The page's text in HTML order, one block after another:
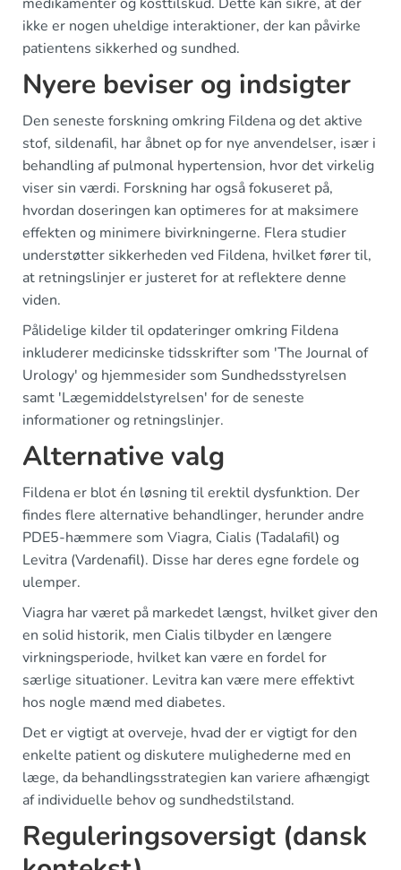
ikke er nogen uheldige interaktioner, der kan påvirke
patientens sikkerhed og sundhed.
Nyere beviser og indsigter
Den seneste forskning omkring Fildena og det aktive
stof, sildenafil, har åbnet op for nye anvendelser, især i
behandling af pulmonal hypertension, hvor det virkelig
viser sin værdi. Forskning har også fokuseret på,
hvordan doseringen kan optimeres for at maksimere
effekten og minimere bivirkningerne. Flera studier
understøtter sikkerheden ved Fildena, hvilket fører til,
at retningslinjer er justeret for at reflektere denne
viden.
Pålidelige kilder til opdateringer omkring Fildena
inkluderer medicinske tidsskrifter som 'The Journal of
Urology' og hjemmesider som Sundhedsstyrelsen
samt 'Lægemiddelstyrelsen' for de seneste
informationer og retningslinjer.
Alternative valg
Fildena er blot én løsning til erektil dysfunktion. Der
findes flere alternative behandlinger, herunder andre
PDE5-hæmmere som Viagra, Cialis (Tadalafil) og
Levitra (Vardenafil). Disse har deres egne fordele og
ulemper.
Viagra har været på markedet længst, hvilket giver den
en solid historik, men Cialis tilbyder en længere
virkningsperiode, hvilket kan være en fordel for
særlige situationer. Levitra kan være mere effektivt
hos nogle mænd med diabetes.
Det er vigtigt at overveje, hvad der er vigtigt for den
enkelte patient og diskutere mulighederne med en
læge, da behandlingsstrategien kan variere afhængigt
af individuelle behov og sundhedstilstand.
Reguleringsoversigt (dansk